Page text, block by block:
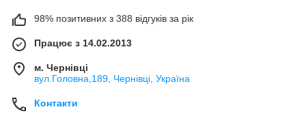
98% позитивних з 388 відгуків за рік
Працює з 14.02.2013
м. Чернівці
вул.Головна,189, Чернівці, Україна
Контакти